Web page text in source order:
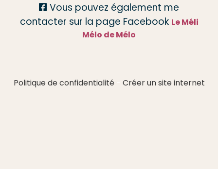
 Vous pouvez également me
contacter sur la page Facebook Le Méli
Mélo de Mélo
Politique de confidentialité Créer un site internet